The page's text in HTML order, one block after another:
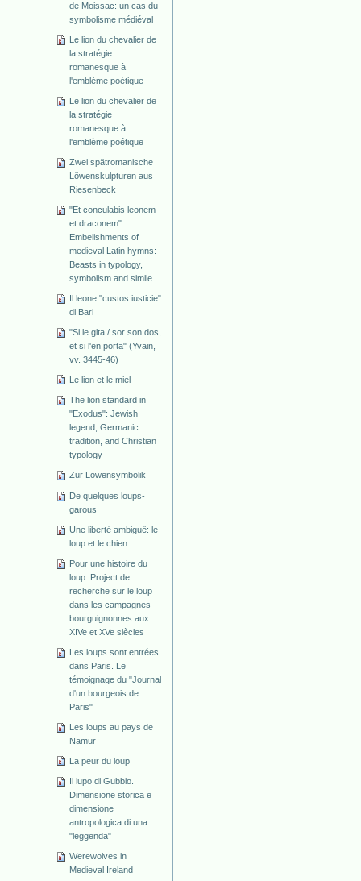
de Moissac: un cas du
symbolisme médiéval
Le lion du chevalier de
la stratégie
romanesque à
l'emblème poétique
Le lion du chevalier de
la stratégie
romanesque à
l'emblème poétique
Zwei spätromanische
Löwenskulpturen aus
Riesenbeck
"Et conculabis leonem
et draconem".
Embelishments of
medieval Latin hymns:
Beasts in typology,
symbolism and simile
Il leone "custos iusticie"
di Bari
"Si le gita / sor son dos,
et si l'en porta" (Yvain,
vv. 3445-46)
Le lion et le miel
The lion standard in
"Exodus": Jewish
legend, Germanic
tradition, and Christian
typology
Zur Löwensymbolik
De quelques loups-
garous
Une liberté ambiguë: le
loup et le chien
Pour une histoire du
loup. Project de
recherche sur le loup
dans les campagnes
bourguignonnes aux
XIVe et XVe siècles
Les loups sont entrées
dans Paris. Le
témoignage du "Journal
d'un bourgeois de
Paris"
Les loups au pays de
Namur
La peur du loup
Il lupo di Gubbio.
Dimensione storica e
dimensione
antropologica di una
"leggenda"
Werewolves in
Medieval Ireland